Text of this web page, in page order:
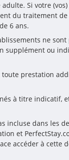
Si votre
du traitement
6 ans.
ne sont
supplément ou
prestation
à titre indicatif,
incluse dans les
et
accéder à cette